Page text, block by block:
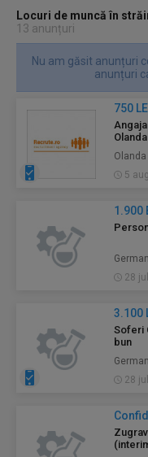
Locuri de muncă în
13 anunțuri
Nu am găsit anunțuri
anunțuri
750 LEI
Olanda
5
1.900
28
3.100
Soferi
bun
28